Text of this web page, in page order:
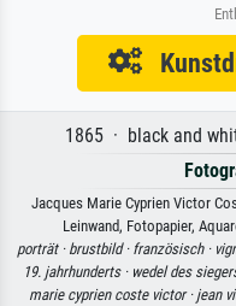
1865 · black and
Jacques Marie Cyprien Victor
Leinwand, Fotopapier,
porträt · brustbild · französisch ·
19. jahrhunderts · wedel des
marie cyprien coste victor · jean